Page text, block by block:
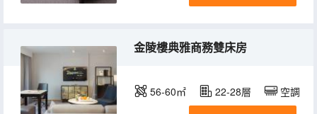
金陵樓典雅商務雙床房
56-60㎡ 22-28層 空調